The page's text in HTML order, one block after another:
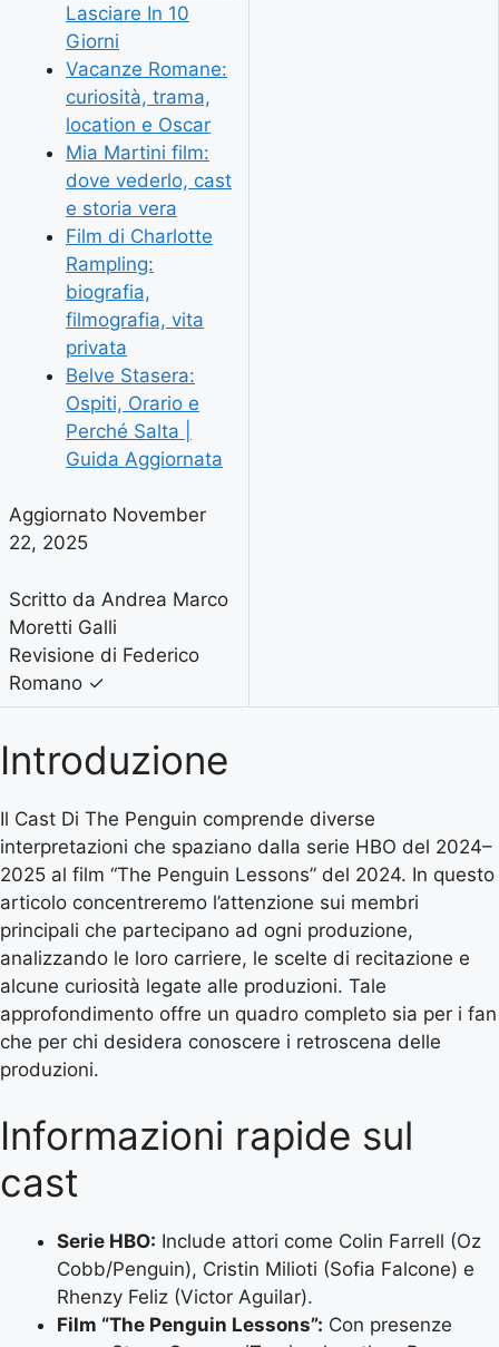
Lasciare In 10
Giorni
Vacanze Romane:
curiosità, trama,
location e Oscar
Mia Martini film:
dove vederlo, cast
e storia vera
Film di Charlotte
Rampling:
biografia,
filmografia, vita
privata
Belve Stasera:
Ospiti, Orario e
Perché Salta |
Guida Aggiornata
Aggiornato November
22, 2025
Scritto da Andrea Marco
Moretti Galli
Revisione di Federico
Romano ✓
Introduzione
Il Cast Di The Penguin comprende diverse
interpretazioni che spaziano dalla serie HBO del 2024–
2025 al film “The Penguin Lessons” del 2024. In questo
articolo concentreremo l’attenzione sui membri
principali che partecipano ad ogni produzione,
analizzando le loro carriere, le scelte di recitazione e
alcune curiosità legate alle produzioni. Tale
approfondimento offre un quadro completo sia per i fan
che per chi desidera conoscere i retroscena delle
produzioni.
Informazioni rapide sul
cast
Serie HBO: Include attori come Colin Farrell (Oz
Cobb/Penguin), Cristin Milioti (Sofia Falcone) e
Rhenzy Feliz (Victor Aguilar).
Film “The Penguin Lessons”: Con presenze